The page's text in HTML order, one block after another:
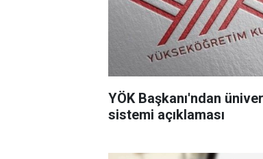
YÖK Başkanı'ndan
sistemi açıklaması